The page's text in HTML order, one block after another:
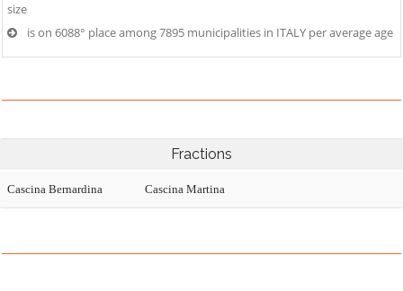
size
is on 6088° place among 7895 municipalities in ITALY per average age
Fractions
Cascina Bernardina Cascina Martina